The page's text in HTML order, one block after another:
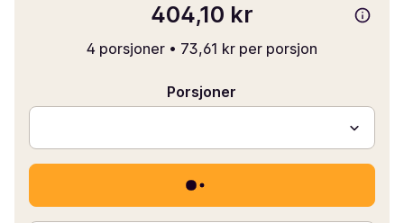
404,10 kr
4 porsjoner • 73,61 kr per porsjon
Porsjoner